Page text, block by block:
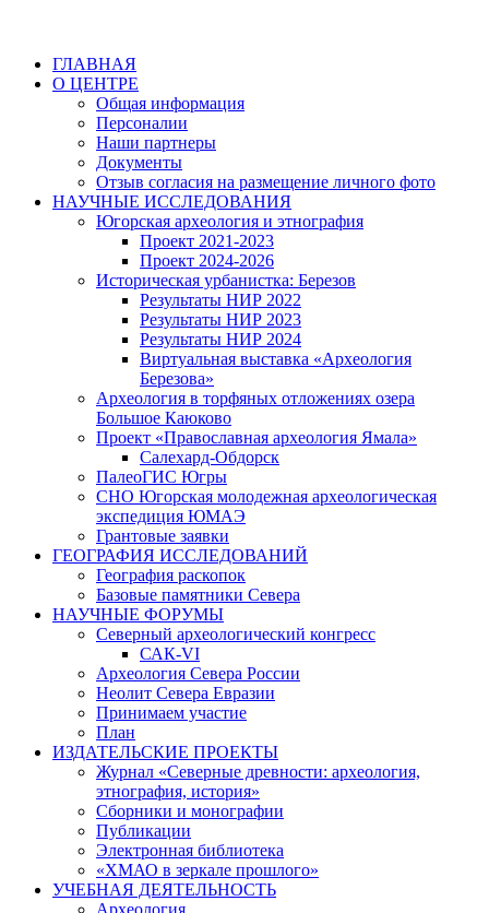
ГЛАВНАЯ
О ЦЕНТРЕ
Общая информация
Персоналии
Наши партнеры
Документы
Отзыв согласия на размещение личного фото
НАУЧНЫЕ ИССЛЕДОВАНИЯ
Югорская археология и этнография
Проект 2021-2023
Проект 2024-2026
Историческая урбанистка: Березов
Результаты НИР 2022
Результаты НИР 2023
Результаты НИР 2024
Виртуальная выставка «Археология
Березова»
Археология в торфяных отложениях озера
Большое Каюково
Проект «Православная археология Ямала»
Салехард-Обдорск
ПалеоГИС Югры
СНО Югорская молодежная археологическая
экспедиция ЮМАЭ
Грантовые заявки
ГЕОГРАФИЯ ИССЛЕДОВАНИЙ
География раскопок
Базовые памятники Севера
НАУЧНЫЕ ФОРУМЫ
Северный археологический конгресс
САК-VI
Археология Севера России
Неолит Севера Евразии
Принимаем участие
План
ИЗДАТЕЛЬСКИЕ ПРОЕКТЫ
Журнал «Северные древности: археология,
этнография, история»
Сборники и монографии
Публикации
Электронная библиотека
«ХМАО в зеркале прошлого»
УЧЕБНАЯ ДЕЯТЕЛЬНОСТЬ
Археология